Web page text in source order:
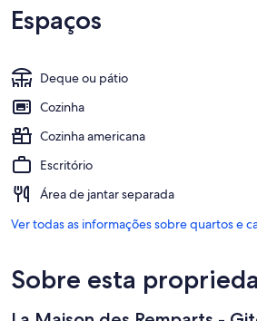
Espaços
Deque ou pátio
Cozinha
Cozinha americana
Escritório
Área de jantar separada
Ver todas as informações sobre quartos e
Sobre esta